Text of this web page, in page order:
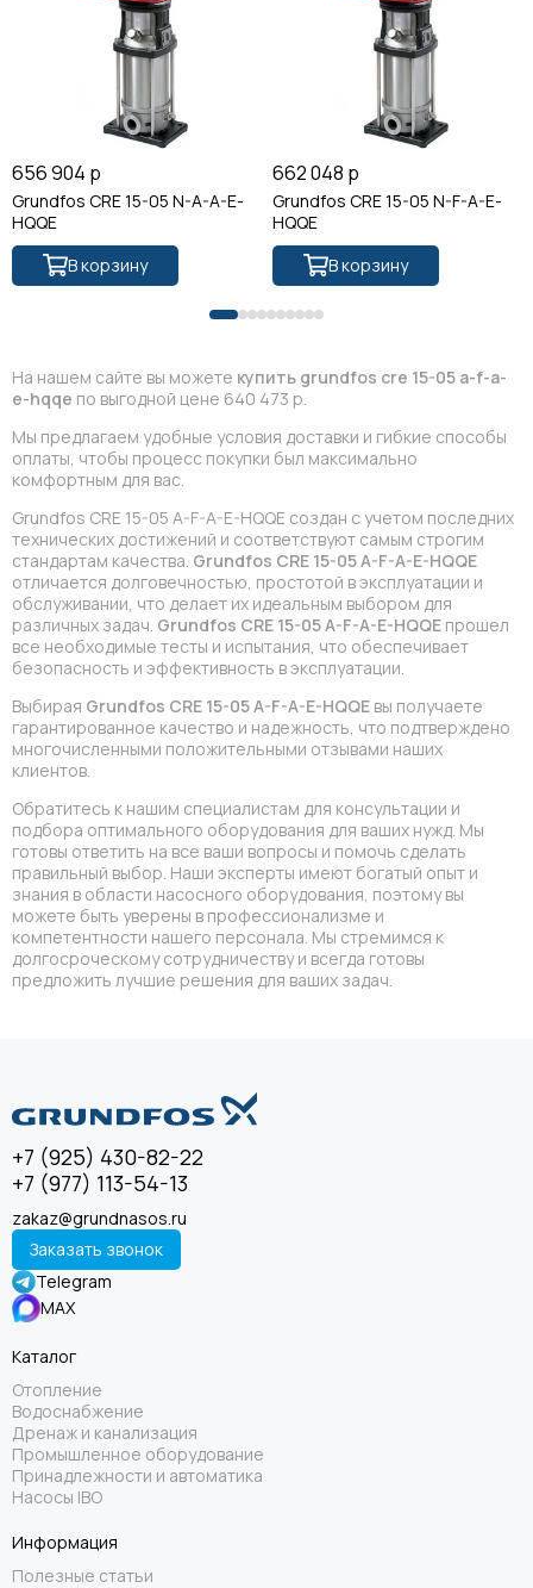
656 904 р
Grundfos CRE 15-05 N-A-A-E-
HQQE
В корзину
662 048 р
Grundfos CRE 15-05 N-F-A-E-
HQQE
В корзину
На нашем сайте вы можете купить grundfos cre 15-05 a-f-a-
e-hqqe по выгодной цене 640 473 р.
Мы предлагаем удобные условия доставки и гибкие способы
оплаты, чтобы процесс покупки был максимально
комфортным для вас.
Grundfos CRE 15-05 A-F-A-E-HQQE создан с учетом последних
технических достижений и соответствуют самым строгим
стандартам качества. Grundfos CRE 15-05 A-F-A-E-HQQE
отличается долговечностью, простотой в эксплуатации и
обслуживании, что делает их идеальным выбором для
различных задач. Grundfos CRE 15-05 A-F-A-E-HQQE прошел
все необходимые тесты и испытания, что обеспечивает
безопасность и эффективность в эксплуатации.
Выбирая Grundfos CRE 15-05 A-F-A-E-HQQE вы получаете
гарантированное качество и надежность, что подтверждено
многочисленными положительными отзывами наших
клиентов.
Обратитесь к нашим специалистам для консультации и
подбора оптимального оборудования для ваших нужд. Мы
готовы ответить на все ваши вопросы и помочь сделать
правильный выбор. Наши эксперты имеют богатый опыт и
знания в области насосного оборудования, поэтому вы
можете быть уверены в профессионализме и
компетентности нашего персонала. Мы стремимся к
долгосроческому сотрудничеству и всегда готовы
предложить лучшие решения для ваших задач.
+7 (925) 430-82-22
+7 (977) 113-54-13
zakaz@grundnasos.ru
Заказать звонок
Telegram
MAX
Каталог
Отопление
Водоснабжение
Дренаж и канализация
Промышленное оборудование
Принадлежности и автоматика
Насосы IBO
Информация
Полезные статьи